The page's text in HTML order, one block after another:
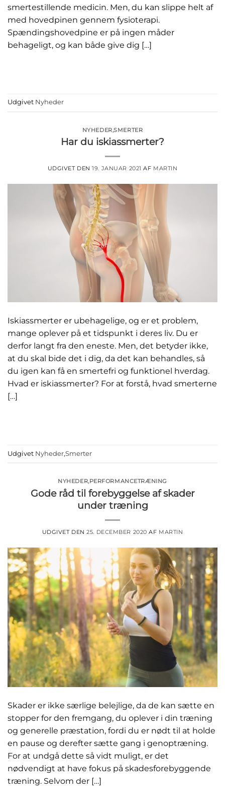
smertestillende medicin. Men, du kan slippe helt af
med hovedpinen gennem fysioterapi.
Spændingshovedpine er på ingen måder
behageligt, og kan både give dig […]
Udgivet Nyheder
NYHEDER,SMERTER
Har du iskiassmerter?
UDGIVET DEN19. JANUAR 2021 AF MARTIN
Iskiassmerter er ubehagelige, og er et problem,
mange oplever på et tidspunkt i deres liv. Du er
derfor langt fra den eneste. Men, det betyder ikke,
at du skal bide det i dig, da det kan behandles, så
du igen kan få en smertefri og funktionel hverdag.
Hvad er iskiassmerter? For at forstå, hvad smerterne
[…]
Udgivet Nyheder,Smerter
NYHEDER,PERFORMANCETRÆNING
Gode råd til forebyggelse af skader
under træning
UDGIVET DEN25. DECEMBER 2020 AF MARTIN
Skader er ikke særlige belejlige, da de kan sætte en
stopper for den fremgang, du oplever i din træning
og generelle præstation, fordi du er nødt til at holde
en pause og derefter sætte gang i genoptræning.
For at undgå dette så vidt muligt, er det
nødvendigt at have fokus på skadesforebyggende
træning. Selvom der […]